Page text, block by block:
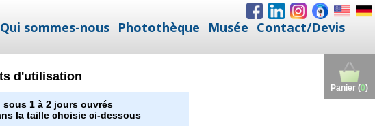
Qui sommes-nous Photothèque Musée Contact/Devis